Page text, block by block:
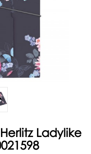
Ladylike